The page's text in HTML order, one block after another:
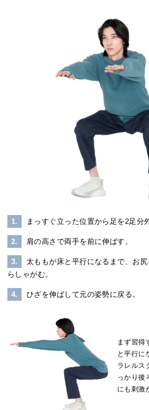
1. まっすぐ立った位置から足を2足分
2. 肩の高さで両手を前に伸ばす。
3.
太ももが床と平行になるまで、お
らしゃがむ。
4. ひざを伸ばして元の姿勢に戻る。
まず習得
と平行に
ラレルス
っかり後
にも刺激